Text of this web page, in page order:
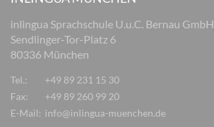
inlingua Sprachschule U.u.C. Bernau GmbH
Sendlinger-Tor-Platz 6
80336 München
Tel.:
+49 89 231 15 30
Fax:
+49 89 260 99 20
E-Mail: info@inlingua-muenchen.de